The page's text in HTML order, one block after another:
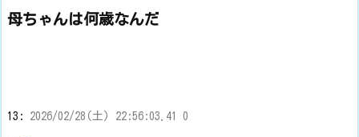
母ちゃんは何歳なんだ
13: 2026/02/28(土) 22:56:03.41 0